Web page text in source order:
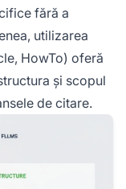
fără a
utilizarea
HowTo) oferă
și scopul
de citare.